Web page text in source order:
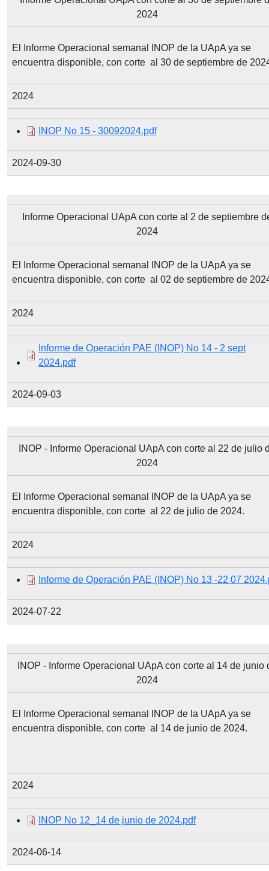
2024
El Informe Operacional semanal INOP de la UApA ya se
encuentra disponible, con corte al 30 de septiembre de
2024
Document
INOP No 15 - 30092024.pdf
2024-09-30
Informe Operacional UApA con corte al 2 de septiembre
2024
El Informe Operacional semanal INOP de la UApA ya se
encuentra disponible, con corte al 02 de septiembre de
2024
Document
Informe de Operación PAE (INOP) No 14 - 2 sept
2024.pdf
2024-09-03
INOP - Informe Operacional UApA con corte al 22 de julio
2024
El Informe Operacional semanal INOP de la UApA ya se
encuentra disponible, con corte al 22 de julio de 2024.
2024
Document
Informe de Operación PAE (INOP) No 13 -22 07
2024-07-22
INOP - Informe Operacional UApA con corte al 14 de junio
2024
El Informe Operacional semanal INOP de la UApA ya se
encuentra disponible, con corte al 14 de junio de 2024.
2024
Document
INOP No 12_14 de junio de 2024.pdf
2024-06-14